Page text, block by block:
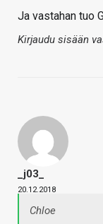
Ja vastahan tuo
Kirjaudu sisään
_j03_
20.12.2018
Chloe